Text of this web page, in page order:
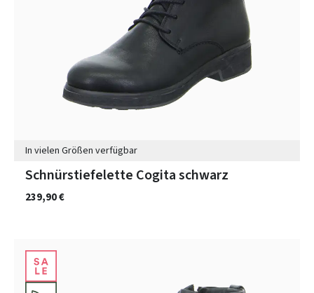
In vielen Größen verfügbar
Schnürstiefelette Cogita schwarz
239,90 €